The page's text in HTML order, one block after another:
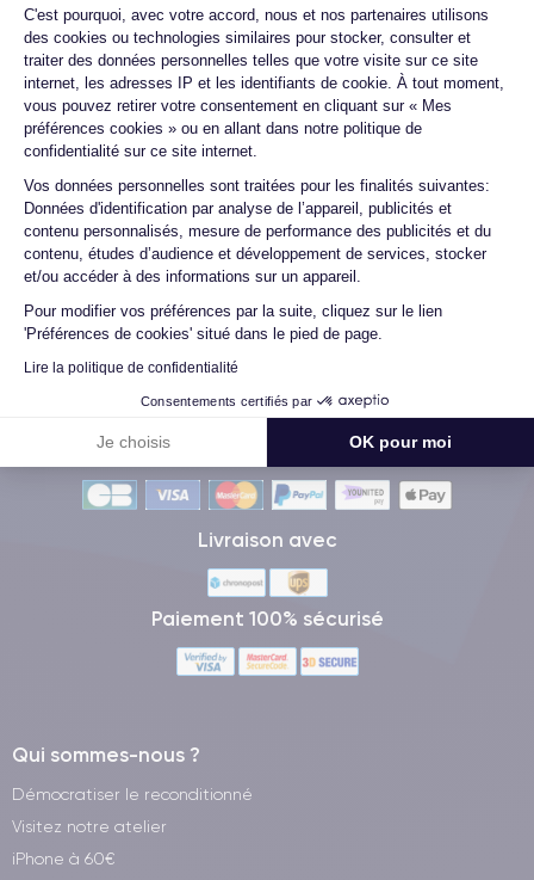
Plateforme de Gestion du
C'est pourquoi, avec votre accord, nous et nos partenaires utilisons
des cookies ou technologies similaires pour stocker, consulter et
traiter des données personnelles telles que votre visite sur ce site
internet, les adresses IP et les identifiants de cookie. À tout moment,
vous pouvez retirer votre consentement en cliquant sur « Mes
préférences cookies » ou en allant dans notre politique de
confidentialité sur ce site internet.
Vos données personnelles sont traitées pour les finalités suivantes:
Données d'identification par analyse de l’appareil, publicités et
contenu personnalisés, mesure de performance des publicités et du
contenu, études d’audience et développement de services, stocker
et/ou accéder à des informations sur un appareil.
Pour modifier vos préférences par la suite, cliquez sur le lien
'Préférences de cookies' situé dans le pied de page.
Lire la politique de confidentialité
Consentements certifiés par
Je choisis OK pour moi
Axeptio consent
changée ...
Marc B.
09/07/26
Très bien, service impeccable, satisfait de mon achat. Je
recommande !
Voir tous les avis
Méthodes de Paiement
Livraison avec
Paiement 100% sécurisé
Qui sommes-nous ?
Démocratiser le reconditionné
Visitez notre atelier
iPhone à 60€